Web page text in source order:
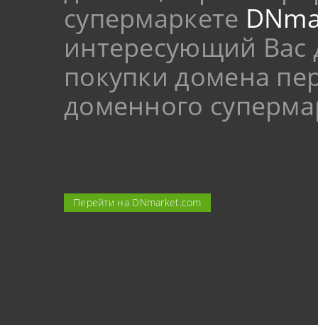
супермаркете
интересующий Вас
покупки домена
доменного
Перейти на DNmarket.com